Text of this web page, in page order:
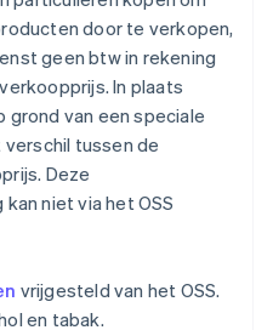
door te verkopen,
geen btw in rekening
In plaats
grond van een speciale
tussen de
Deze
niet via het OSS
vrijgesteld van het OSS.
en tabak.